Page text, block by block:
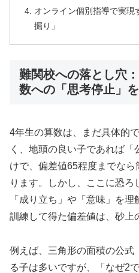
オンライン個別指導で実現
掘り」
難関校への落とし穴
数への「思考停止」を
4年生の算数は、まだ具体的
く、地頭の良い子であれば
けで、偏差値65程度までな
ります。しかし、ここに恐
「成り立ち」や「意味」を
訓練して得た偏差値は、砂上
例えば、三角形の面積の公式
る子は多いですが、「なぜ2